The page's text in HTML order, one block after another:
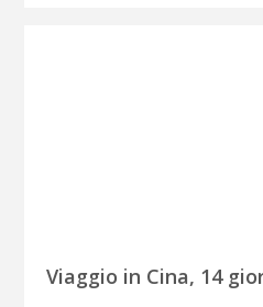
Viaggio in Cina, 14